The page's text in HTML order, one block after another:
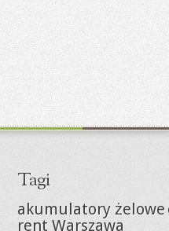
Tagi
akumulatory żelowe
rent Warszawa